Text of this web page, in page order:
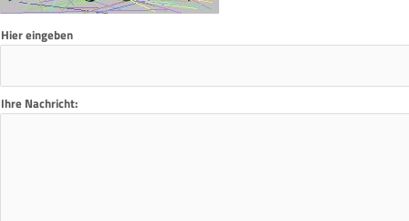
Hier eingeben
Ihre Nachricht: